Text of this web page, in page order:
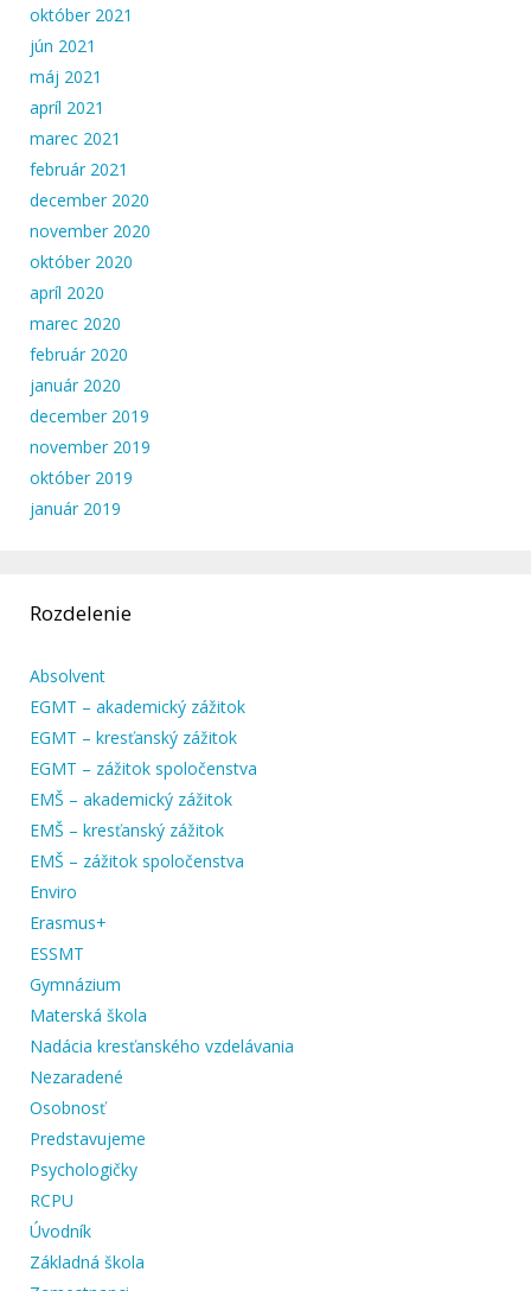
október 2021
jún 2021
máj 2021
apríl 2021
marec 2021
február 2021
december 2020
november 2020
október 2020
apríl 2020
marec 2020
február 2020
január 2020
december 2019
november 2019
október 2019
január 2019
Rozdelenie
Absolvent
EGMT – akademický zážitok
EGMT – kresťanský zážitok
EGMT – zážitok spoločenstva
EMŠ – akademický zážitok
EMŠ – kresťanský zážitok
EMŠ – zážitok spoločenstva
Enviro
Erasmus+
ESSMT
Gymnázium
Materská škola
Nadácia kresťanského vzdelávania
Nezaradené
Osobnosť
Predstavujeme
Psychologičky
RCPU
Úvodník
Základná škola